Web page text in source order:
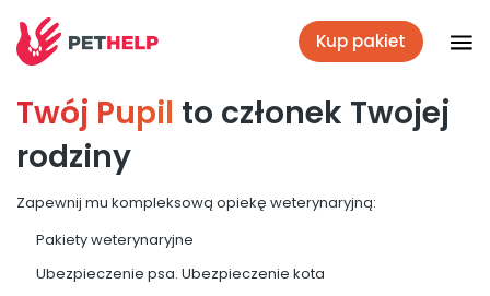
Placówki
Zaloguj się
Kup pakiet
Twój Pupil to członek Twojej
rodziny
Zapewnij mu kompleksową opiekę weterynaryjną:
Pakiety weterynaryjne
Ubezpieczenie psa. Ubezpieczenie kota